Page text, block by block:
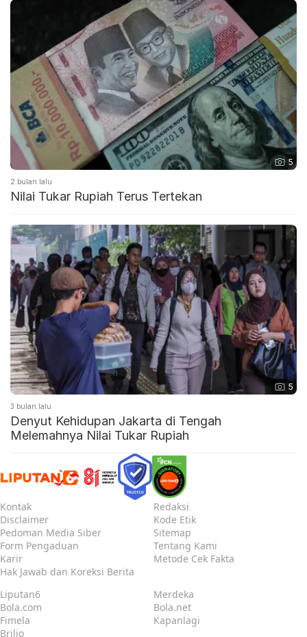
5
2 bulan lalu
Nilai Tukar Rupiah Terus Tertekan
5
3 bulan lalu
Denyut Kehidupan Jakarta di Tengah
Melemahnya Nilai Tukar Rupiah
Kontak
Redaksi
Disclaimer
Kode Etik
Pedoman Media Siber
Sitemap
Form Pengaduan
Tentang Kami
Karir
Metode Cek Fakta
Hak Jawab dan Koreksi Berita
Liputan6
Merdeka
Bola.com
Bola.net
Fimela
Kapanlagi
Brilio